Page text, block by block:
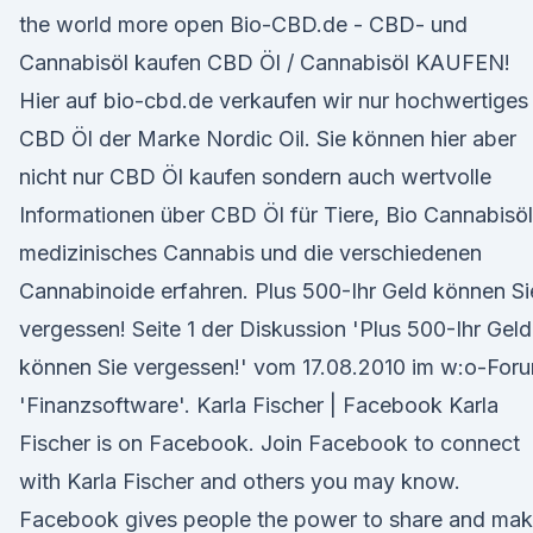
the world more open Bio-CBD.de - CBD- und
Cannabisöl kaufen CBD Öl / Cannabisöl KAUFEN!
Hier auf bio-cbd.de verkaufen wir nur hochwertiges
CBD Öl der Marke Nordic Oil. Sie können hier aber
nicht nur CBD Öl kaufen sondern auch wertvolle
Informationen über CBD Öl für Tiere, Bio
medizinisches Cannabis und die verschiedenen
Cannabinoide erfahren. Plus 500-Ihr Geld können
vergessen! Seite 1 der Diskussion 'Plus 500-Ihr Geld
können Sie vergessen!' vom 17.08.2010 im w:o-
'Finanzsoftware'. Karla Fischer | Facebook Karla
Fischer is on Facebook. Join Facebook to connect
with Karla Fischer and others you may know.
Facebook gives people the power to share and